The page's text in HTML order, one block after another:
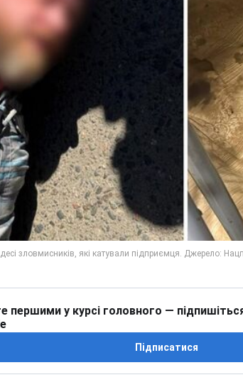
першими у курсі головного —
Підписатися